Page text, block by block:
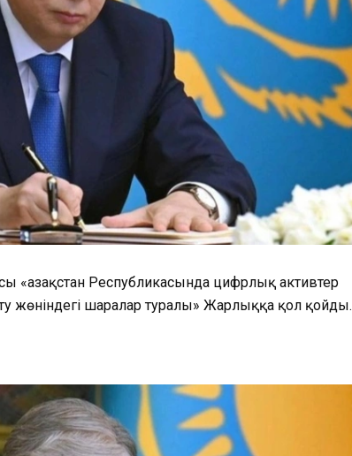
Республикасында цифрлық активтер
жөніндегі шаралар туралы» Жарлыққа қол қойды.